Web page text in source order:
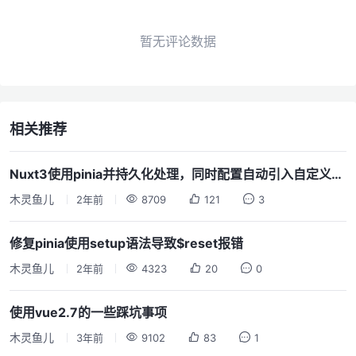
暂无评论数据
相关推荐
Nuxt3使用pinia并持久化处理，同时配置自动引入自定义的仓库store模块
木灵鱼儿 2年前 8709 121 3
修复pinia使用setup语法导致$reset报错
木灵鱼儿 2年前 4323 20 0
使用vue2.7的一些踩坑事项
木灵鱼儿 3年前 9102 83 1